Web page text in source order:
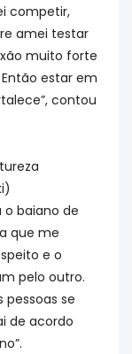
competir,
amei testar
muito forte
estar em
contou
baiano de
que me
e o
pelo outro.
pessoas se
de acordo